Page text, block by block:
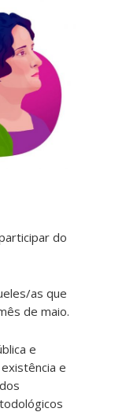
do
as que
de maio.
e
e